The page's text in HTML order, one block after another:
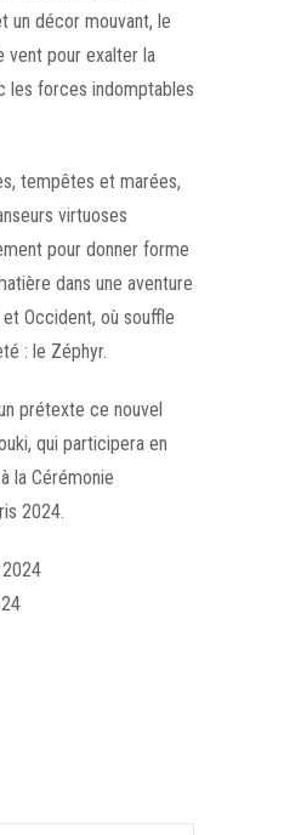
un décor mouvant, le
vent pour exalter la
les forces indomptables
tempêtes et marées,
virtuoses
pour donner forme
dans une aventure
Occident, où souffle
: le Zéphyr.
prétexte ce nouvel
qui participera en
la Cérémonie
2024.